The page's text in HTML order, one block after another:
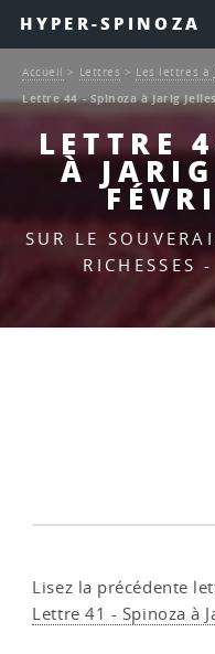
HYPER-SPINOZA
LETTRE
À
SUR LE
RICHESSES
Accueil > Lettres > Les lettres à
Lettre 44 - Spinoza à Jarig
Lisez la précédente
Lettre 41 - Spinoza à